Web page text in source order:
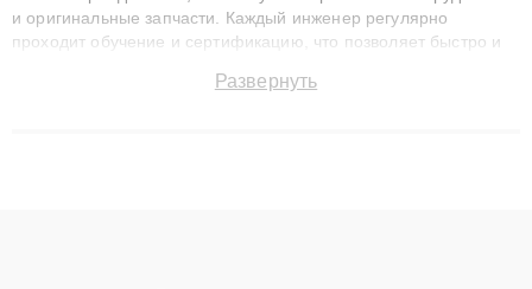
и оригинальные запчасти. Каждый инженер регулярно
проходит обучение и сертификацию, что позволяет быстро и
сохранением гарантии до 3 лет. Наши мастера решают
Развернуть